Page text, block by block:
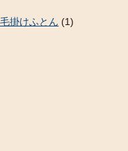
掛けふとん (1)